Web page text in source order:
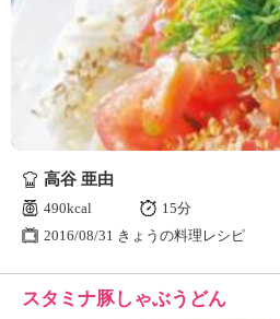
高谷 亜由
490kcal
15分
2016/08/31 きょうの料理レシピ
スタミナ豚しゃぶうどん